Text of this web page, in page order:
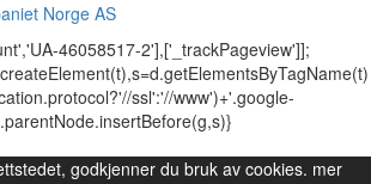
Norge AS
46058517-2'],['_trackPageview']];
ssl':'//www')+'.google-
godkjenner du bruk av cookies. mer